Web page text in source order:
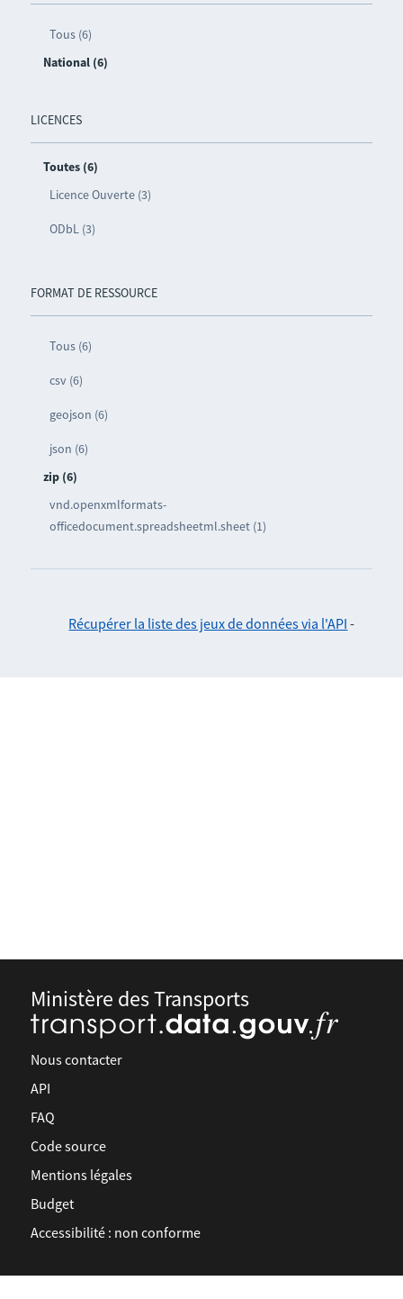
Tous (6)
National (6)
LICENCES
Toutes (6)
Licence Ouverte (3)
ODbL (3)
FORMAT DE RESSOURCE
Tous (6)
csv (6)
geojson (6)
json (6)
zip (6)
vnd.openxmlformats-
officedocument.spreadsheetml.sheet (1)
Récupérer la liste des jeux de données via l'API -
Ministère des Transports
Nous contacter
API
FAQ
Code source
Mentions légales
Budget
Accessibilité : non conforme